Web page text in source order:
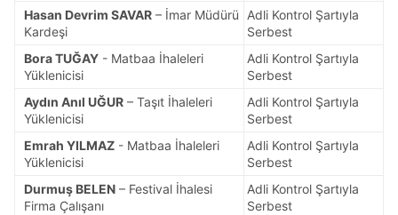
Hasan Devrim SAVAR – İmar Müdürü
Kardeşi
Adli Kontrol Şartıyla
Serbest
Bora TUĞAY - Matbaa İhaleleri
Yüklenicisi
Adli Kontrol Şartıyla
Serbest
Aydın Anıl UĞUR – Taşıt İhaleleri
Yüklenicisi
Adli Kontrol Şartıyla
Serbest
Emrah YILMAZ - Matbaa İhaleleri
Yüklenicisi
Adli Kontrol Şartıyla
Serbest
Durmuş BELEN – Festival İhalesi
Firma Çalışanı
Adli Kontrol Şartıyla
Serbest